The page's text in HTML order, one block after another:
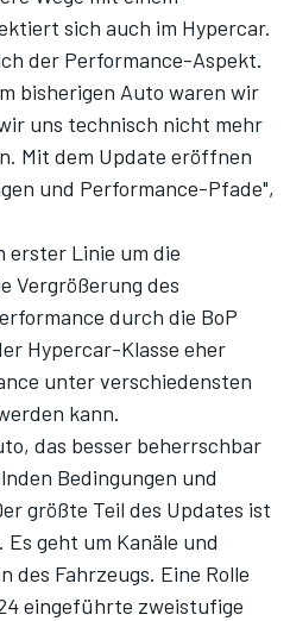
sich auch im Hypercar.
der Performance-Aspekt.
bisherigen Auto waren wir
uns technisch nicht mehr
Mit dem Update eröffnen
und Performance-Pfade",
erster Linie um die
Vergrößerung des
durch die BoP
Hypercar-Klasse eher
unter verschiedensten
kann.
das besser beherrschbar
Bedingungen und
größte Teil des Updates ist
geht um Kanäle und
Fahrzeugs. Eine Rolle
eingeführte zweistufige